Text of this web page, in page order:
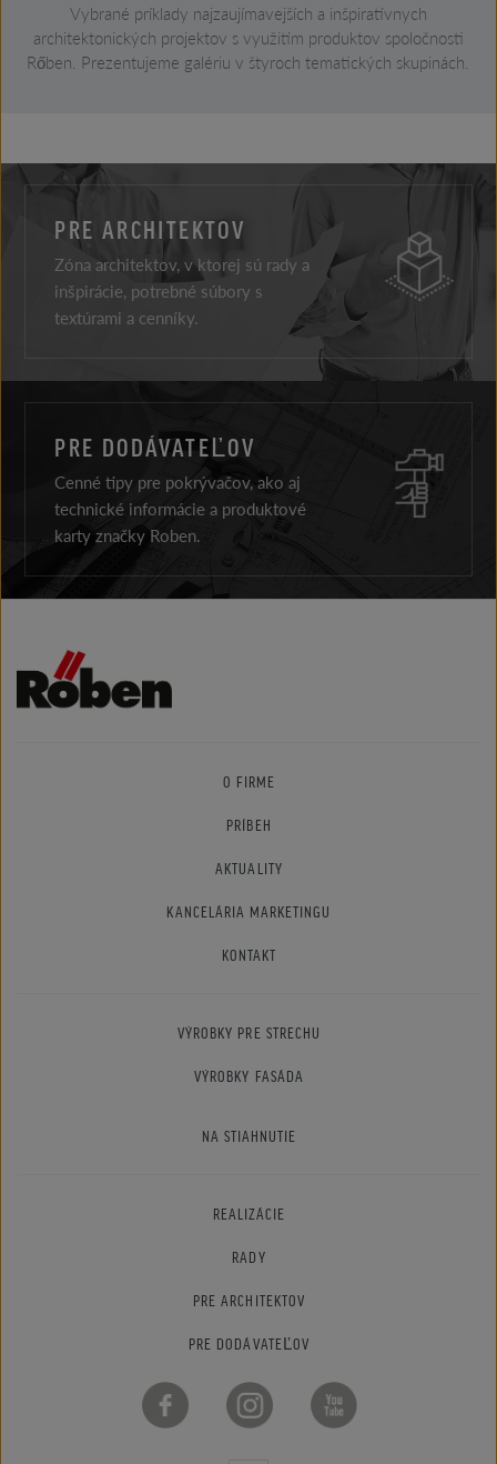
Vybrané príklady najzaujímavejších a inšpiratívnych
architektonických projektov s využitím produktov spoločnosti
Rőben. Prezentujeme galériu v štyroch tematických skupinách.
PRE ARCHITEKTOV
Zóna architektov, v ktorej sú rady a
inšpirácie, potrebné súbory s
textúrami a cenníky.
PRE DODÁVATEĽOV
Cenné tipy pre pokrývačov, ako aj
technické informácie a produktové
karty značky Roben.
O FIRME
PRÍBEH
AKTUALITY
KANCELÁRIA MARKETINGU
KONTAKT
VÝROBKY PRE STRECHU
VÝROBKY FASÁDA
NA STIAHNUTIE
REALIZÁCIE
RADY
PRE ARCHITEKTOV
PRE DODÁVATEĽOV